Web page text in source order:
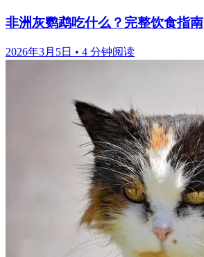
非洲灰鹦鹉吃什么？完整饮食指南
2026年3月5日 • 4 分钟阅读